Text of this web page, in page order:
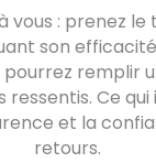
vous : prenez
son
pourrez remplir
ressentis. Ce
et la
retours.